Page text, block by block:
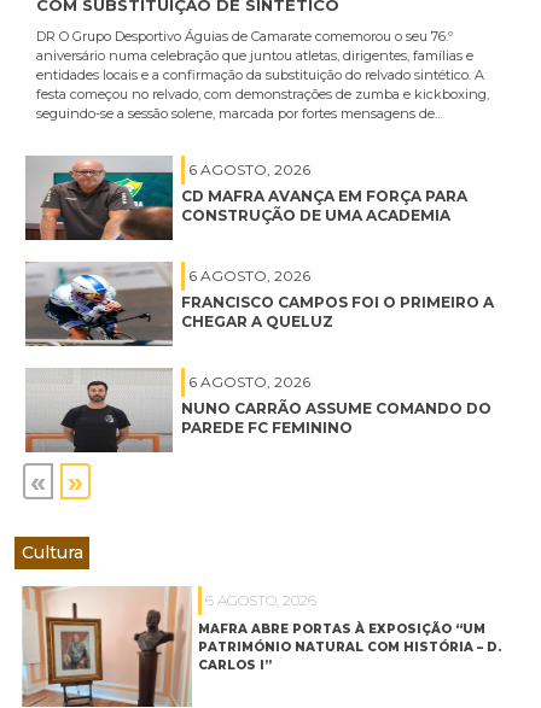
COM SUBSTITUIÇÃO DE SINTÉTICO
DR O Grupo Desportivo Águias de Camarate comemorou o seu 76.º
aniversário numa celebração que juntou atletas, dirigentes, famílias e
entidades locais e a confirmação da substituição do relvado sintético. A
festa começou no relvado, com demonstrações de zumba e kickboxing,
seguindo-se a sessão solene, marcada por fortes mensagens de…
6 AGOSTO, 2026
CD MAFRA AVANÇA EM FORÇA PARA
CONSTRUÇÃO DE UMA ACADEMIA
6 AGOSTO, 2026
FRANCISCO CAMPOS FOI O PRIMEIRO A
CHEGAR A QUELUZ
6 AGOSTO, 2026
NUNO CARRÃO ASSUME COMANDO DO
PAREDE FC FEMININO
« »
Cultura
6 AGOSTO, 2026
MAFRA ABRE PORTAS À EXPOSIÇÃO “UM
PATRIMÓNIO NATURAL COM HISTÓRIA – D.
CARLOS I”